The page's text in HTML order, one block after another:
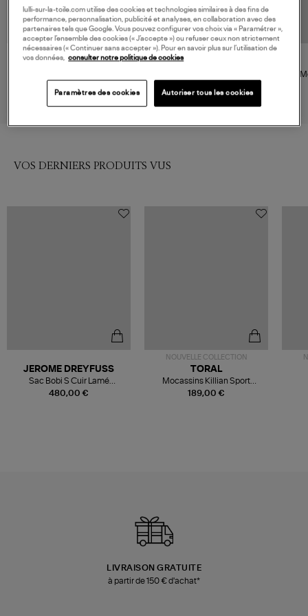
210,00 €
CLARKS
Clarks X Andersson Bel
350,00 €
VANESSA BRUNO
VOS DERNIERS PRODUITS VUS
480,00 €
JEROME DREYFUSS
Sac Bobi S Cuir Lamé
Champagne
NOUVELLE COLLECTION
189,00 €
TORAL
Mocassins Killian Sport
Mousse
LIVRAISON GRATUITE
à partir de 150 € d'achat*
lulli-sur-la-toile.com utilise des cookies et technologies similaires à des fins de
performance, personnalisation, publicité et analyses, en collaboration avec des
partenaires tels que Google. Vous pouvez configurer vos choix via « Paramétrer »,
accepter l’ensemble des cookies (« J’accepte ») ou refuser ceux non strictement
nécessaires (« Continuer sans accepter »). Pour en savoir plus sur l’utilisation de
vos données, consulter notre politique de cookies
Paramètres des cookies Autoriser tous les cookies